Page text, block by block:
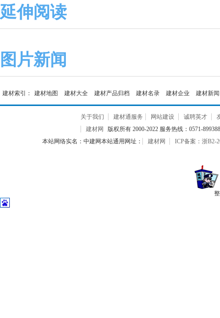
延伸阅读
图片新闻
建材索引： 建材地图 建材大全 建材产品归档 建材名录 建材企业 建材新闻
关于我们 建材通服务 网站建设 诚聘英才
建材网
版权所有 2000-2022 服务热线：0571-
本站网络实名：中建网本站通用网址：
建材网 ICP备案：浙B2-